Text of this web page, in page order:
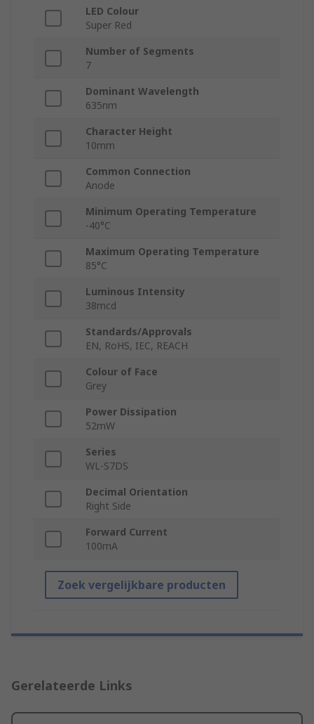
LED Colour
Super Red
Number of Segments
7
Dominant Wavelength
635nm
Character Height
10mm
Common Connection
Anode
Minimum Operating Temperature
-40°C
Maximum Operating Temperature
85°C
Luminous Intensity
38mcd
Standards/Approvals
EN, RoHS, IEC, REACH
Colour of Face
Grey
Power Dissipation
52mW
Series
WL-S7DS
Decimal Orientation
Right Side
Forward Current
100mA
Zoek vergelijkbare producten
Gerelateerde Links